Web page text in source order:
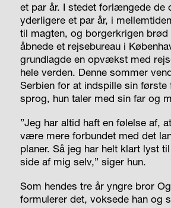
et par år. I stedet forlængede de
yderligere et par år, i
til magten, og borgerkrigen
åbnede et rejsebureau i
grundlagde en opvækst med
hele verden. Denne sommer
Serbien for at indspille sin første
sprog, hun taler med sin far og
”Jeg har altid haft en følelse af,
være mere forbundet med det
planer. Så jeg har helt klart lyst
side af mig selv,” siger hun.
Som hendes tre år yngre bror
formulerer det, voksede han og